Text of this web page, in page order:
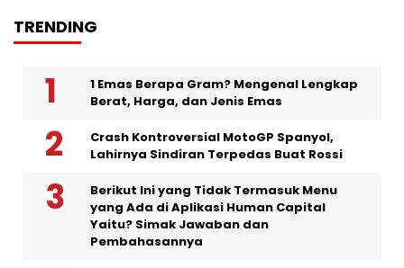
TRENDING
1 Emas Berapa Gram? Mengenal Lengkap
Berat, Harga, dan Jenis Emas
Crash Kontroversial MotoGP Spanyol,
Lahirnya Sindiran Terpedas Buat Rossi
Berikut Ini yang Tidak Termasuk Menu
yang Ada di Aplikasi Human Capital
Yaitu? Simak Jawaban dan
Pembahasannya